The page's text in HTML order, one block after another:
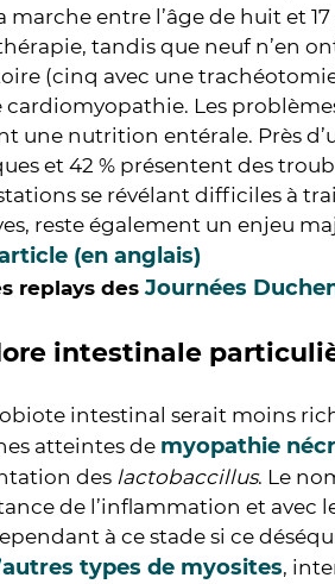
marche entre l’âge de huit et
tandis que neuf n’en
(cinq avec une
cardiomyopathie. Les
une nutrition entérale. Près
et 42 % présentent des
se révélant difficiles à
reste également un enjeu
(en anglais)
replays des Journées
intestinale
intestinal serait moins
atteintes de myopathie
des lactobaccillus. Le
de l’inflammation et avec
à ce stade si ce
types de myosites,